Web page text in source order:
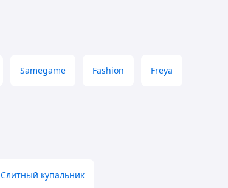
Samegame Fashion Freya
Слитный купальник